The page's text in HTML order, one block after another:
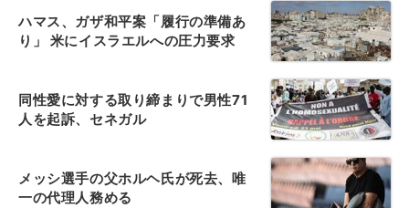
ハマス、ガザ和平案「履行の準備あ
り」 米にイスラエルへの圧力要求
同性愛に対する取り締まりで男性71
人を起訴、セネガル
メッシ選手の父ホルヘ氏が死去、唯
一の代理人務める